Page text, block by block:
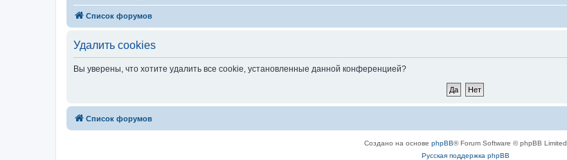
Список форумов
Удалить cookies
Вы уверены, что хотите удалить все cookie, установленные данной конференцией?
Список форумов
Создано на основе phpBB® Forum Software © phpBB Limited
Русская поддержка phpBB